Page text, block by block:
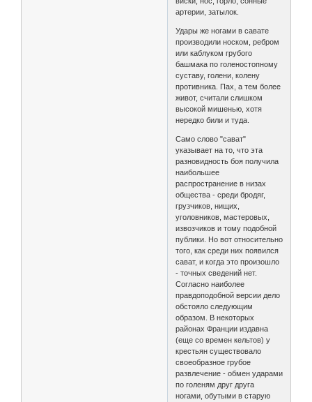
артерии, затылок.
Удары же ногами в савате
производили носком, ребром
или каблуком грубого
башмака по голеностопному
суставу, голени, колену
противника. Пах, а тем более
живот, считали слишком
высокой мишенью, хотя
нередко били и туда.
Само слово "сават"
указывает на то, что эта
разновидность боя получила
наибольшее
распространение в низах
общества - среди бродяг,
грузчиков, нищих,
уголовников, мастеровых,
извозчиков и тому подобной
публики. Но вот относительно
того, как среди них появился
сават, и когда это произошло
- точных сведений нет.
Согласно наиболее
правдоподобной версии дело
обстояло следующим
образом. В некоторых
районах Франции издавна
(еще со времен кельтов) у
крестьян существовало
своеобразное грубое
развлечение - обмен ударами
по голеням друг друга
ногами, обутыми в старую